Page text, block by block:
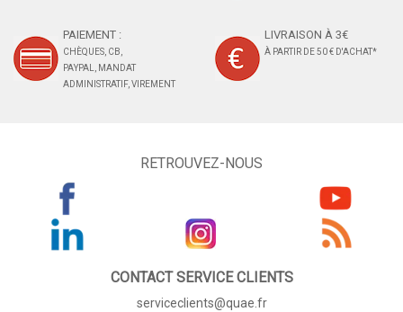
PAIEMENT :
CHÈQUES, CB,
PAYPAL, MANDAT
ADMINISTRATIF, VIREMENT
LIVRAISON À 3€
À PARTIR DE 50 € D'ACHAT*
RETROUVEZ-NOUS
CONTACT SERVICE CLIENTS
serviceclients@quae.fr